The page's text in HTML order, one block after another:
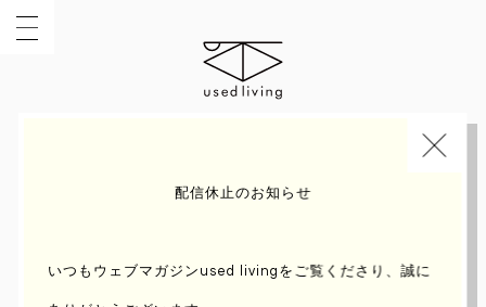
配信休止のお知らせ
いつもウェブマガジンused livingをご覧くださり、誠に